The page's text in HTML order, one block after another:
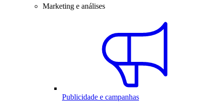
Marketing e análises
Publicidade e campanhas